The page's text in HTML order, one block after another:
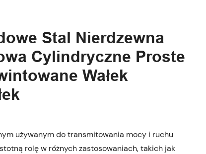
Stal Nierdzewna
Cylindryczne Proste
Wałek
używanym do transmitowania mocy i ruchu
rolę w różnych zastosowaniach, takich jak